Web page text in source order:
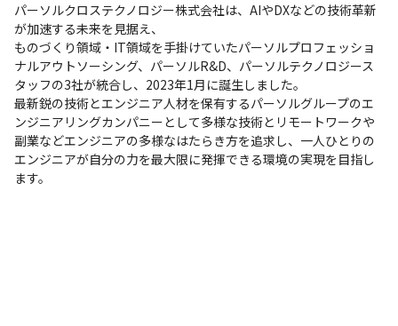
パーソルクロステクノロジー株式会社は、AIやDXなどの技術革新
が加速する未来を見据え、
ものづくり領域・IT領域を手掛けていたパーソルプロフェッショ
ナルアウトソーシング、パーソルR&D、パーソルテクノロジース
タッフの3社が統合し、2023年1月に誕生しました。
最新鋭の技術とエンジニア人材を保有するパーソルグループのエ
ンジニアリングカンパニーとして多様な技術とリモートワークや
副業などエンジニアの多様なはたらき方を追求し、一人ひとりの
エンジニアが自分の力を最大限に発揮できる環境の実現を目指し
ます。